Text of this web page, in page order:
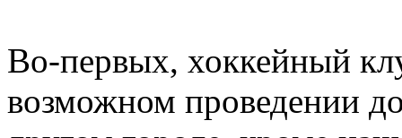
Во-первых, хоккейный
возможном проведении